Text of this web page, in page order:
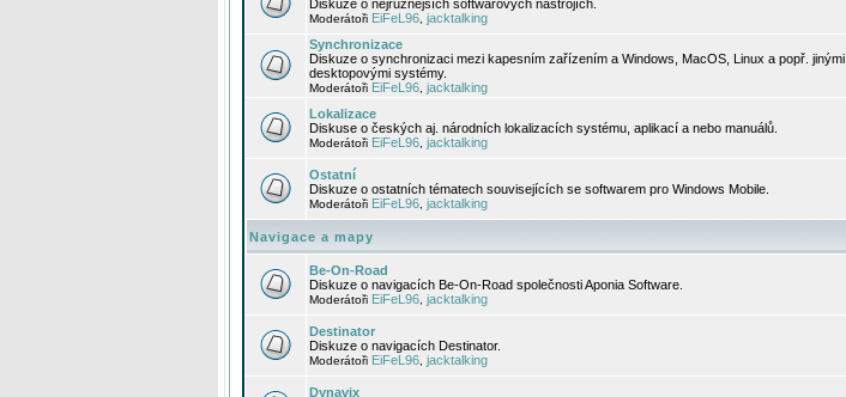
Diskuze o nejrůznějších softwarových nástrojích.
Moderátoři EiFeL96 jacktalking
Synchronizace
Diskuze o synchronizaci mezi kapesním zařízením a Windows, MacOS, Linux a popř. jinými
desktopovými systémy.
Moderátoři EiFeL96 jacktalking
Lokalizace
Diskuse o českých aj. národních lokalizacích systému, aplikací a nebo manuálů.
Moderátoři EiFeL96 jacktalking
Ostatní
Diskuze o ostatních tématech souvisejících se softwarem pro Windows Mobile.
Moderátoři EiFeL96 jacktalking
Navigace a mapy
Be-On-Road
Diskuze o navigacích Be-On-Road společnosti Aponia Software.
Moderátoři EiFeL96 jacktalking
Destinator
Diskuze o navigacích Destinator.
Moderátoři EiFeL96 jacktalking
Dynavix